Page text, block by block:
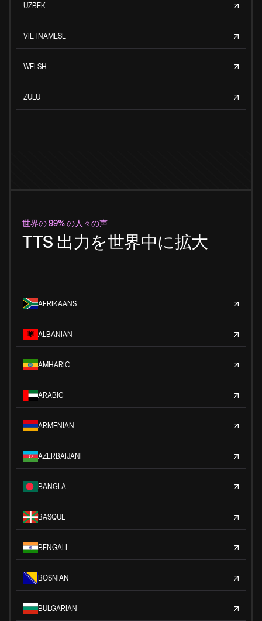
UZBEK
VIETNAMESE
WELSH
ZULU
世界の 99% の人々の声
TTS 出力を世界中に拡大
AFRIKAANS
ALBANIAN
AMHARIC
ARABIC
ARMENIAN
AZERBAIJANI
BANGLA
BASQUE
BENGALI
BOSNIAN
BULGARIAN